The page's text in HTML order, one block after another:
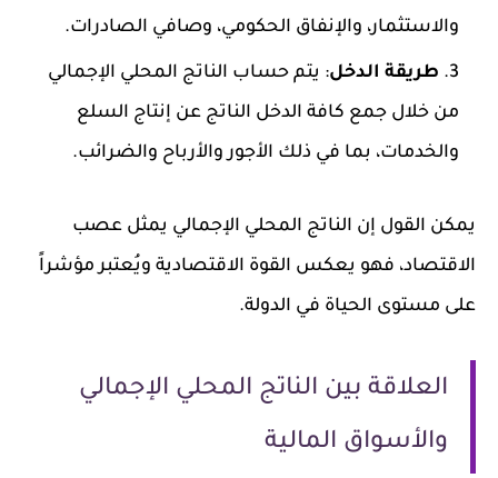
والاستثمار، والإنفاق الحكومي، وصافي الصادرات.
طريقة الدخل: يتم حساب الناتج المحلي الإجمالي
من خلال جمع كافة الدخل الناتج عن إنتاج السلع
والخدمات، بما في ذلك الأجور والأرباح والضرائب.
يمكن القول إن الناتج المحلي الإجمالي يمثل عصب
الاقتصاد، فهو يعكس القوة الاقتصادية ويُعتبر مؤشراً
على مستوى الحياة في الدولة.
العلاقة بين الناتج المحلي الإجمالي
والأسواق المالية